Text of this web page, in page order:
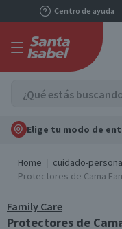
Centro de ayuda
Elige tu modo de
Home
cuidado-
Protectores de Cama
Family Care
Protectores de